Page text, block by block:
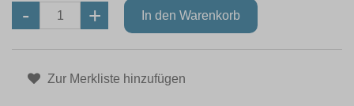
Zur Merkliste hinzufügen